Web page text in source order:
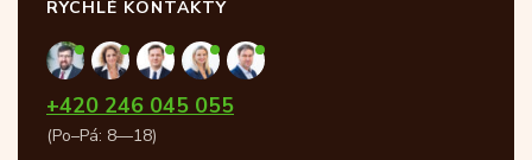
RYCHLÉ KONTAKTY
+420 246 045 055
(Po–Pá: 8—18)